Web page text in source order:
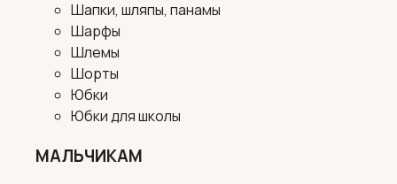
Шапки, шляпы, панамы
Шарфы
Шлемы
Шорты
Юбки
Юбки для школы
МАЛЬЧИКАМ